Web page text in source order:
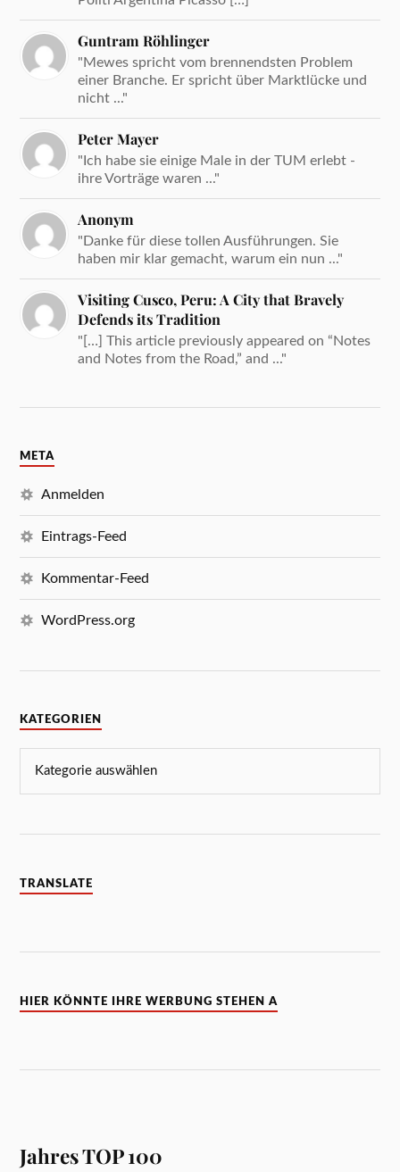
Guntram Röhlinger
"Mewes spricht vom brennendsten Problem
einer Branche. Er spricht über Marktlücke und
nicht ..."
Peter Mayer
"Ich habe sie einige Male in der TUM erlebt -
ihre Vorträge waren ..."
Anonym
"Danke für diese tollen Ausführungen. Sie
haben mir klar gemacht, warum ein nun ..."
Visiting Cusco, Peru: A City that Bravely
Defends its Tradition
"[…] This article previously appeared on “Notes
and Notes from the Road,” and ..."
META
Anmelden
Eintrags-Feed
Kommentar-Feed
WordPress.org
KATEGORIEN
TRANSLATE
HIER KÖNNTE IHRE WERBUNG STEHEN A
Jahres TOP 100